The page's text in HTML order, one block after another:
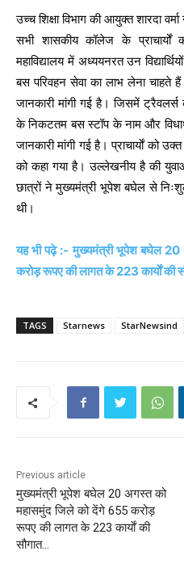
उच्च शिक्षा विभाग की आयुक्त शारदा
सभी शासकीय कॉलेज के
महाविद्यालय में अध्ययनरत उन
बस परिवहन सेवा का लाभ लेना चाहते
जानकारी मांगी गई है। जिसमें
के निकटतम बस स्टॉप के नाम और
जानकारी मांगी गई है। प्राचार्याें को
को कहा गया है। उल्लेखनीय है की
छात्रों ने मुख्यमंत्री भूपेश बघेल से
थी।
यह भी पढ़े :- मुख्यमंत्री भूपेश बघेल
करोड़ रूपए की लागत के 223 कार्याें की
TAGS Starnews StarNewsind
Previous article
मुख्यमंत्री भूपेश बघेल 20 अगस्त को
महासमुंद जिले को देंगे 655 करोड़
रूपए की लागत के 223 कार्याें की
सौगात…